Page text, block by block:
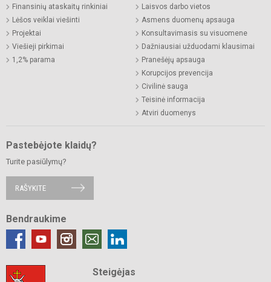
Finansinių ataskaitų rinkiniai
Lėšos veiklai viešinti
Projektai
Viešieji pirkimai
1,2% parama
Laisvos darbo vietos
Asmens duomenų apsauga
Konsultavimasis su visuomene
Dažniausiai užduodami klausimai
Pranešėjų apsauga
Korupcijos prevencija
Civilinė sauga
Teisinė informacija
Atviri duomenys
Pastebėjote klaidų?
Turite pasiūlymų?
RAŠYKITE
Bendraukime
Steigėjas